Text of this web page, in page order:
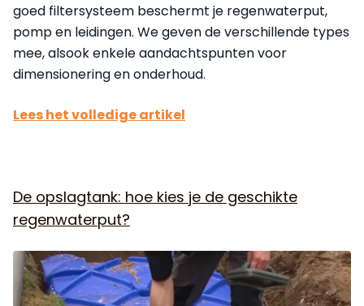
goed filtersysteem beschermt je regenwaterput,
pomp en leidingen. We geven de verschillende types
mee, alsook enkele aandachtspunten voor
dimensionering en onderhoud.
Lees het volledige artikel
De opslagtank: hoe kies je de geschikte
regenwaterput?